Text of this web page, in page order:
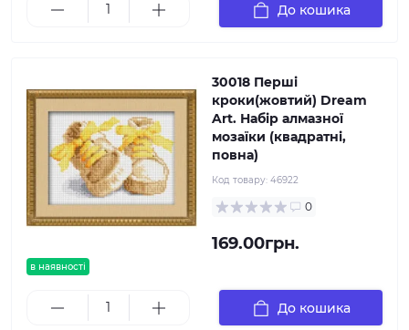
До кошика
в наявності
30018 Перші
кроки(жовтий) Dream
Art. Набір алмазної
мозаїки (квадратні,
повна)
Код товару: 46922
0
169.00грн.
До кошика